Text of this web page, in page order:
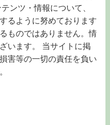
ンツ・情報について、
るように努めております
ものではありません。情
います。 当サイトに掲
害等の一切の責任を負い